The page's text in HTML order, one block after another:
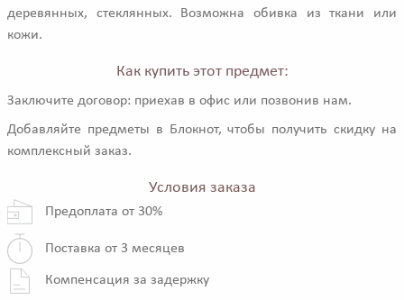
деревянных, стеклянных. Возможна обивка из ткани или
кожи.
Как купить этот предмет:
Заключите договор: приехав в офис или позвонив нам.
Добавляйте предметы в Блокнот, чтобы получить скидку на
комплексный заказ.
Условия заказа
Предоплата от 30%
Поставка от 3 месяцев
Компенсация за задержку